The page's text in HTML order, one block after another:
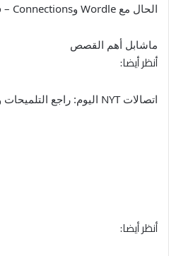
الحال مع Wordle وConnections – فلدينا ما تحتاجه.
ماشابل أهم القصص
أنظر أيضا:
اتصالات NYT اليوم: راجع التلميحات والإجابات ليوم 9 أغسطس
أنظر أيضا: